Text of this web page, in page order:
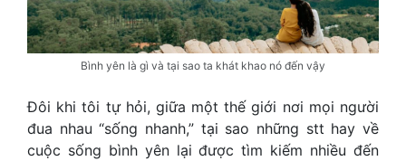
Bình yên là gì và tại sao ta khát khao nó đến vậy
Đôi khi tôi tự hỏi, giữa một thế giới nơi mọi người
đua nhau “sống nhanh,” tại sao những stt hay về
cuộc sống bình yên lại được tìm kiếm nhiều đến